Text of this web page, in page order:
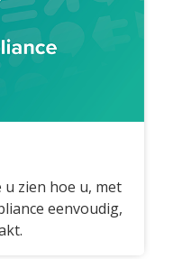
Test
zien hoe u, met
eenvoudig,